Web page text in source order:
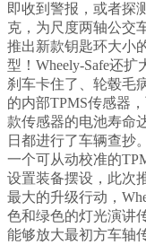
即收到警报，或者探
克，为尺度两轴公交
推出新款钥匙环大小
型！Wheely-Safe还
刹车卡住了、轮毂毛
的内部TPMS传感器
款传感器的电池寿命
日都进行了车辆查抄
一个可从动校准的
设置装备摆设，此次
最大的升级行动，
色和绿色的灯光演讲
能够放大最初方车轴